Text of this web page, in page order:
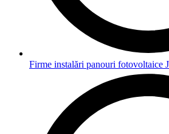
Firme instalări panouri fotovoltaice